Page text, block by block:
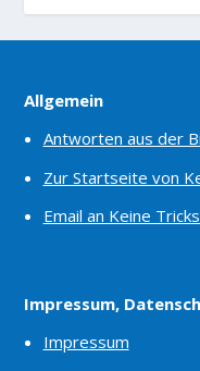
Allgemein
Antworten aus der
Zur Startseite von
Email an Keine
Impressum,
Impressum